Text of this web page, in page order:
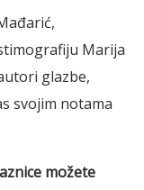
Marija
glazbe,
svojim notama
možete